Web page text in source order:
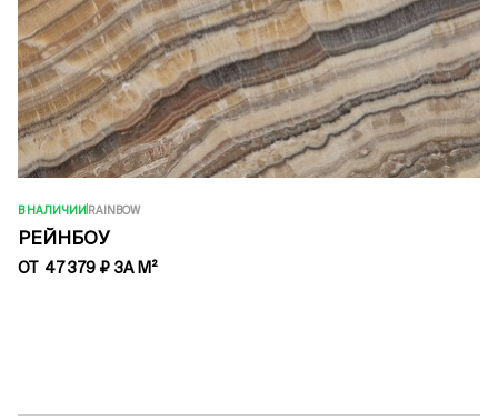
В НАЛИЧИИ RAINBOW
РЕЙНБОУ
ОТ 47 379 ₽ ЗА М²